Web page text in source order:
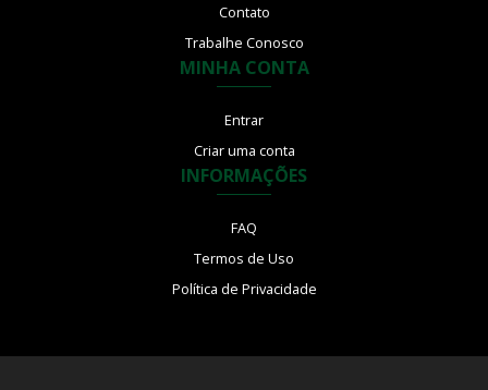
Contato
Trabalhe Conosco
MINHA CONTA
Entrar
Criar uma conta
INFORMAÇÕES
FAQ
Termos de Uso
Política de Privacidade